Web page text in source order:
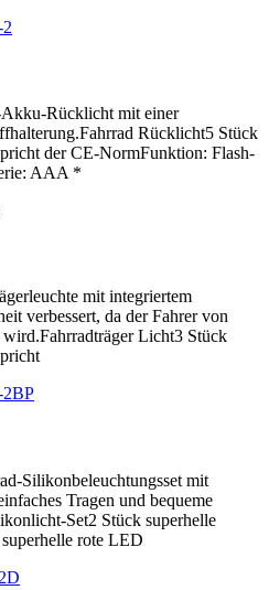
Rücklicht mit einer
Rücklicht5 Stück
der CE-NormFunktion: Flash-
AAA *
mit integriertem
verbessert, da der Fahrer von
wird.Fahrradträger Licht3 Stück
Silikonbeleuchtungsset mit
Tragen und bequeme
Set2 Stück superhelle
rote LED